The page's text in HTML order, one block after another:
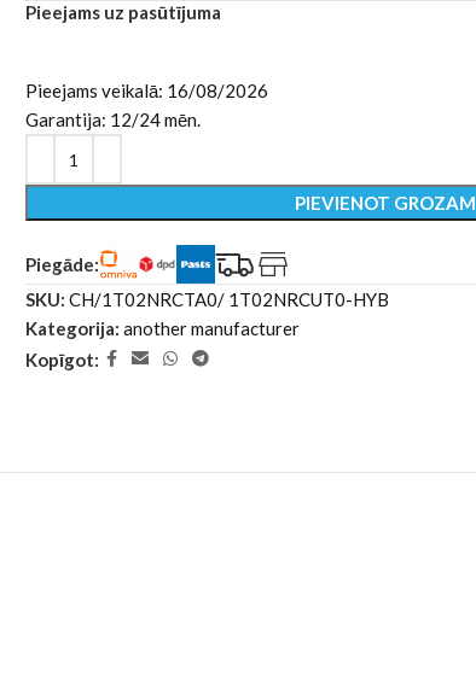
Pieejams uz pasūtījuma
Pieejams veikalā: 16/08/2026
Garantija: 12/24 mēn.
PIEVIENOT GROZAM
Piegāde:
SKU: CH/1T02NRCTA0/ 1T02NRCUT0-HYB
Kategorija: another manufacturer
Kopīgot: